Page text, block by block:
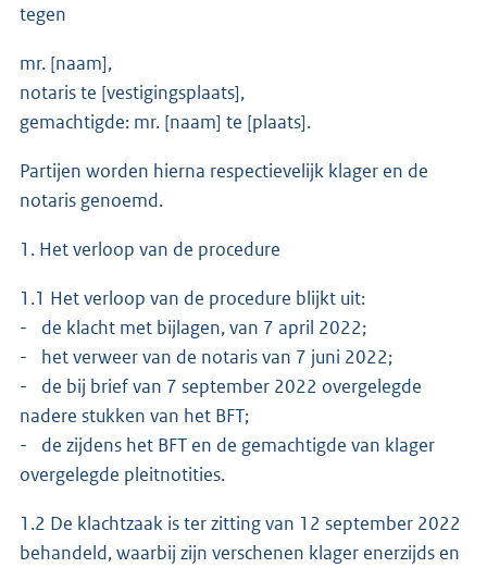
tegen
mr. [naam],
notaris te [vestigingsplaats],
gemachtigde: mr. [naam] te [plaats].
Partijen worden hierna respectievelijk klager en de
notaris genoemd.
1. Het verloop van de procedure
1.1 Het verloop van de procedure blijkt uit:
- de klacht met bijlagen, van 7 april 2022;
- het verweer van de notaris van 7 juni 2022;
- de bij brief van 7 september 2022 overgelegde
nadere stukken van het BFT;
- de zijdens het BFT en de gemachtigde van klager
overgelegde pleitnotities.
1.2 De klachtzaak is ter zitting van 12 september 2022
behandeld, waarbij zijn verschenen klager enerzijds en